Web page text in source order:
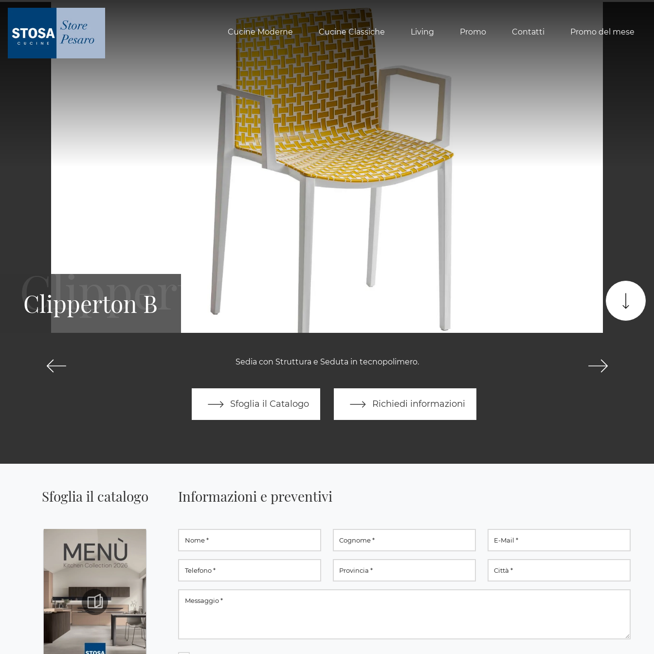
Cucine Moderne Cucine Classiche Living Promo Contatti Promo del mese
Sedia con Struttura e Seduta in tecnopolimero.
Sfoglia il Catalogo Richiedi informazioni
Clipperton B
Sfoglia il catalogo Informazioni e preventivi